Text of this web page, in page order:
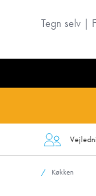
Tegn selv |
Køkken